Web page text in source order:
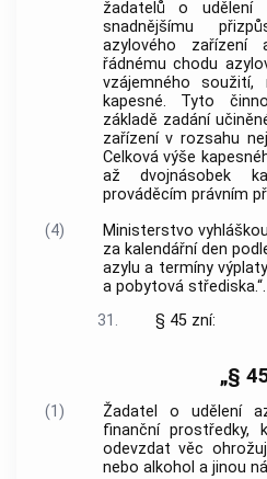
žadatelů o udělení
snadnějšímu
azylového
řádnému chodu
vzájemného soužití,
kapesné. Tyto
základě zadání
zařízení v rozsahu
Celková výše
až dvojnásobek
prováděcím právním
(4)
Ministerstvo
za kalendářní den
azylu a termíny
a pobytová střediska.“.
31.
§ 45 zní:
„§
(1)
Žadatel o udělení
finanční
odevzdat věc
nebo alkohol a jinou